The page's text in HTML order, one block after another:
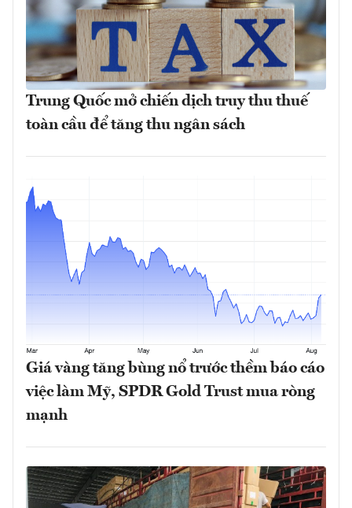
Trung Quốc mở chiến dịch truy thu thuế
toàn cầu để tăng thu ngân sách
Giá vàng tăng bùng nổ trước thềm báo cáo
việc làm Mỹ, SPDR Gold Trust mua ròng
mạnh